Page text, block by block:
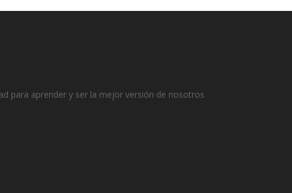
para aprender y ser la mejor versión de nosotros